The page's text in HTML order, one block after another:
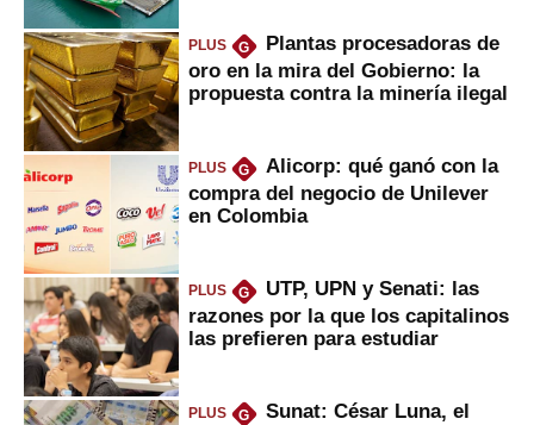
PLUS G
Plantas procesadoras de
oro en la mira del Gobierno: la
propuesta contra la minería ilegal
PLUS G
Alicorp: qué ganó con la
compra del negocio de Unilever
en Colombia
PLUS G
UTP, UPN y Senati: las
razones por la que los capitalinos
las prefieren para estudiar
PLUS G
Sunat: César Luna, el